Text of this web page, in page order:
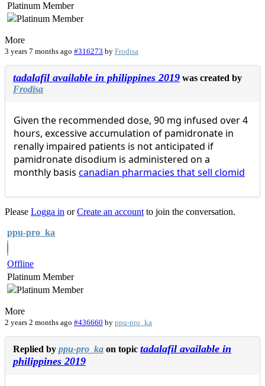
Platinum Member
More
3 years 7 months ago #316273 by Frodisa
tadalafil available in philippines 2019 was created by
Frodisa
Given the recommended dose, 90 mg infused over 4
hours, excessive accumulation of pamidronate in
renally impaired patients is not anticipated if
pamidronate disodium is administered on a
monthly basis canadian pharmacies that sell clomid
Please Logga in orCreate an account to join the conversation.
ppu-pro_ka
Offline
Platinum Member
More
2 years 2 months ago #436660 by ppu-pro_ka
Replied by ppu-pro_ka on topic tadalafil available in
philippines 2019